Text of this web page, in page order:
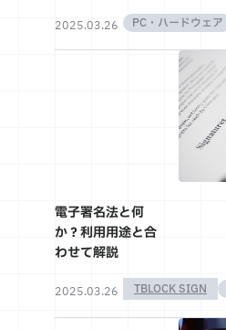
2025.03.26 PC・ハードウェア
電子署名法と何
か？利用用途と合
わせて解説
2025.03.26 TBLOCK SIGN